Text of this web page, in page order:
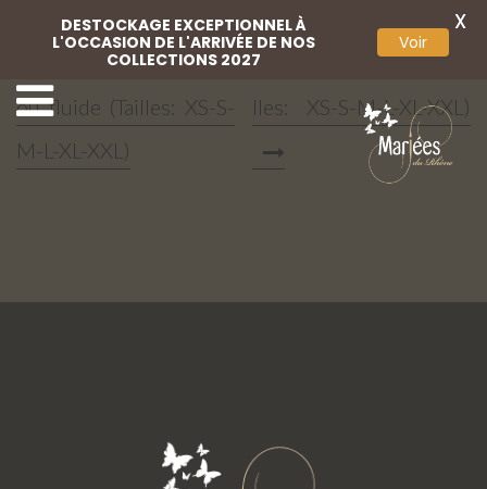
Jupon robe foureau
ou fluide (Tailles: XS-S-
M-L-XL-XXL)
Jupon robe trapèze (Tai
lles: XS-S-M-L-XL-XXL)
DESTOCKAGE EXCEPTIONNEL À
L'OCCASION DE L'ARRIVÉE DE NOS
COLLECTIONS 2027
Voir
X